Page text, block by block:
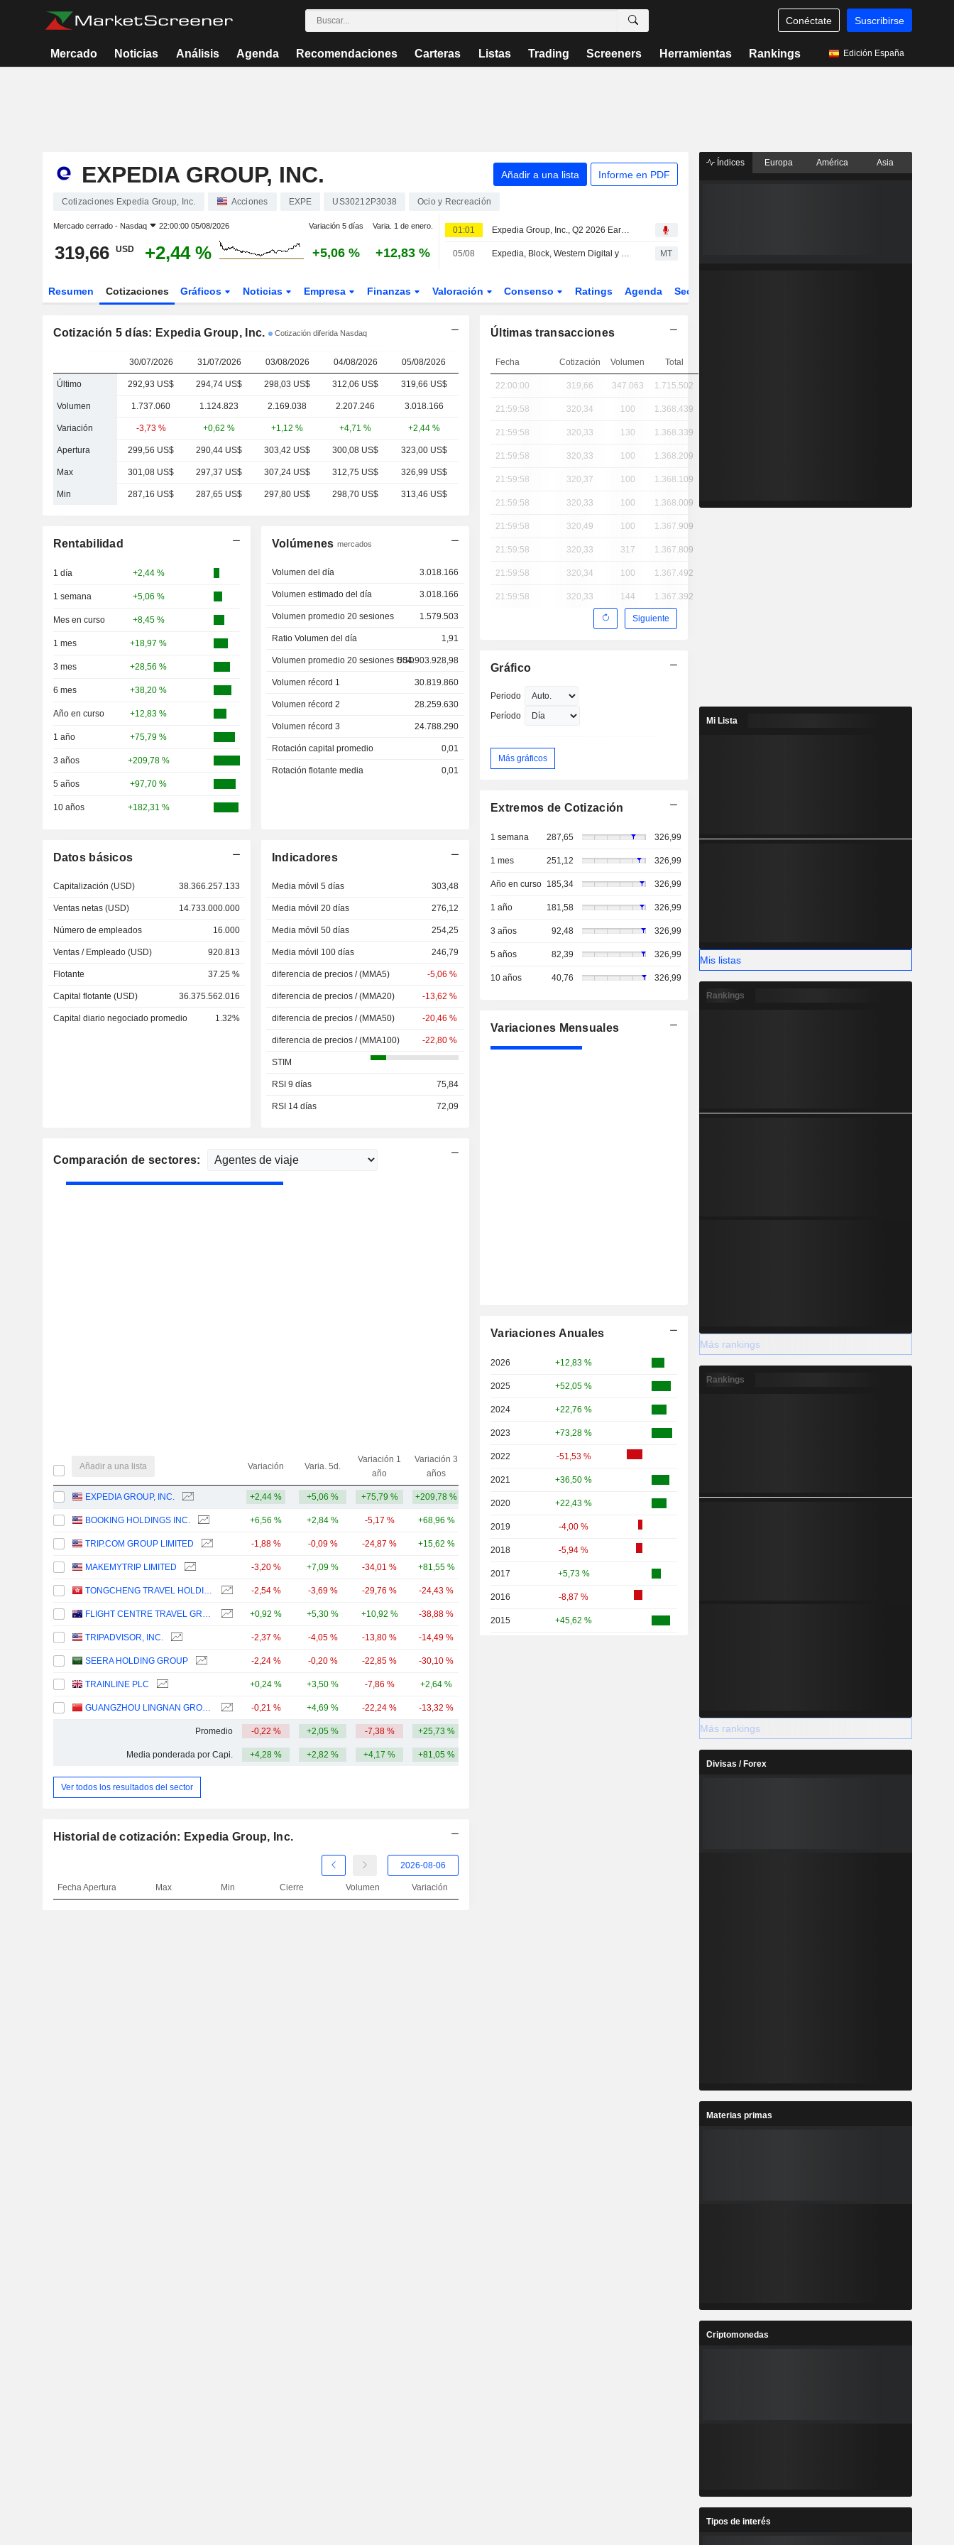
Conéctate Suscribirse
Mercado Noticias Análisis Agenda Recomendaciones Carteras Listas Trading Screeners Herramientas Rankings Edición España
EXPEDIA GROUP, INC. Añadir a una lista Informe en PDF
Cotizaciones Expedia Group, Inc. Acciones EXPE US30212P3038 Ocio y Recreación
Mercado cerrado - Nasdaq 22:00:00 05/08/2026 Variación 5 días Varia. 1 de enero.
319,66 USD +2,44 % +5,06 % +12,83 %
01:01 Expedia Group, Inc., Q2 2026 Earnings Call, Aug 05, 2026
05/08 Expedia, Block, Western Digital y Sandisk presentan resultados | Cierre de mercado MT
Resumen Cotizaciones Gráficos Noticias Empresa Finanzas Valoración Consenso Ratings Agenda Sector
Cotización 5 días: Expedia Group, Inc. Cotización diferida Nasdaq
30/07/2026 31/07/2026 03/08/2026 04/08/2026 05/08/2026
Último 292,93 US$ 294,74 US$ 298,03 US$ 312,06 US$ 319,66 US$
Volumen 1.737.060 1.124.823 2.169.038 2.207.246 3.018.166
Variación -3,73 % +0,62 % +1,12 % +4,71 % +2,44 %
Apertura 299,56 US$ 290,44 US$ 303,42 US$ 300,08 US$ 323,00 US$
Max 301,08 US$ 297,37 US$ 307,24 US$ 312,75 US$ 326,99 US$
Min 287,16 US$ 287,65 US$ 297,80 US$ 298,70 US$ 313,46 US$
Rentabilidad
1 día +2,44 %
1 semana +5,06 %
Mes en curso +8,45 %
1 mes +18,97 %
3 mes +28,56 %
6 mes +38,20 %
Año en curso +12,83 %
1 año +75,79 %
3 años +209,78 %
5 años +97,70 %
10 años +182,31 %
Volúmenes mercados
Volumen del día 3.018.166
Volumen estimado del día 3.018.166
Volumen promedio 20 sesiones 1.579.503
Ratio Volumen del día 1,91
Volumen promedio 20 sesiones USD504.903.928,98
Volumen récord 1 30.819.860
Volumen récord 2 28.259.630
Volumen récord 3 24.788.290
Rotación capital promedio 0,01
Rotación flotante media 0,01
Datos básicos
Capitalización (USD) 38.366.257.133
Ventas netas (USD) 14.733.000.000
Número de empleados 16.000
Ventas / Empleado (USD) 920.813
Flotante 37.25 %
Capital flotante (USD) 36.375.562.016
Capital diario negociado promedio 1.32%
Indicadores
Media móvil 5 días 303,48
Media móvil 20 días 276,12
Media móvil 50 días 254,25
Media móvil 100 días 246,79
diferencia de precios / (MMA5) -5,06 %
diferencia de precios / (MMA20) -13,62 %
diferencia de precios / (MMA50) -20,46 %
diferencia de precios / (MMA100) -22,80 %
STIM
RSI 9 días 75,84
RSI 14 días 72,09
Comparación de sectores:
Añadir a una lista Variación Varia. 5d.
Variación 1
año
Variación 3
años
EXPEDIA GROUP, INC. +2,44 % +5,06 % +75,79 % +209,78 %
BOOKING HOLDINGS INC. +6,56 % +2,84 % -5,17 % +68,96 %
TRIP.COM GROUP LIMITED -1,88 % -0,09 % -24,87 % +15,62 %
MAKEMYTRIP LIMITED -3,20 % +7,09 % -34,01 % +81,55 %
TONGCHENG TRAVEL HOLDINGS LIMITED -2,54 % -3,69 % -29,76 % -24,43 %
FLIGHT CENTRE TRAVEL GROUP LIMITED +0,92 % +5,30 % +10,92 % -38,88 %
TRIPADVISOR, INC. -2,37 % -4,05 % -13,80 % -14,49 %
SEERA HOLDING GROUP -2,24 % -0,20 % -22,85 % -30,10 %
TRAINLINE PLC +0,24 % +3,50 % -7,86 % +2,64 %
GUANGZHOU LINGNAN GROUP HOLDINGS COMPANY LIMITED -0,21 % +4,69 % -22,24 % -13,32 %
Promedio -0,22 % +2,05 % -7,38 % +25,73 %
Media ponderada por Capi. +4,28 % +2,82 % +4,17 % +81,05 %
Ver todos los resultados del sector
Historial de cotización: Expedia Group, Inc.
FechaApertura Max Min Cierre Volumen Variación
Últimas transacciones
Fecha Cotización Volumen Total
22:00:00 319,66 347.063 1.715.502
21:59:58 320,34 100 1.368.439
21:59:58 320,33 130 1.368.339
21:59:58 320,33 100 1.368.209
21:59:58 320,37 100 1.368.109
21:59:58 320,33 100 1.368.009
21:59:58 320,49 100 1.367.909
21:59:58 320,33 317 1.367.809
21:59:58 320,34 100 1.367.492
21:59:58 320,33 144 1.367.392
Siguiente
Gráfico
Periodo
Período
Más gráficos
Extremos de Cotización
1 semana 287,65 326,99
1 mes 251,12 326,99
Año en curso 185,34 326,99
1 año 181,58 326,99
3 años 92,48 326,99
5 años 82,39 326,99
10 años 40,76 326,99
Variaciones Mensuales
Variaciones Anuales
2026 +12,83 %
2025 +52,05 %
2024 +22,76 %
2023 +73,28 %
2022 -51,53 %
2021 +36,50 %
2020 +22,43 %
2019 -4,00 %
2018 -5,94 %
2017 +5,73 %
2016 -8,87 %
2015 +45,62 %
Índices Europa América Asia
Mi Lista
Mis listas
Rankings
Más rankings
Rankings
Más rankings
Divisas / Forex
Materias primas
Criptomonedas
Tipos de interés